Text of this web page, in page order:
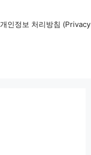
개인정보 처리방침